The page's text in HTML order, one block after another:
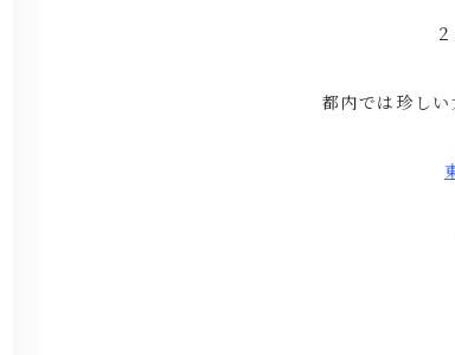
都内では珍し